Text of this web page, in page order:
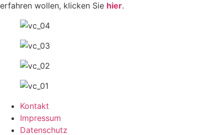
erfahren wollen, klicken Sie hier.
Kontakt
Impressum
Datenschutz